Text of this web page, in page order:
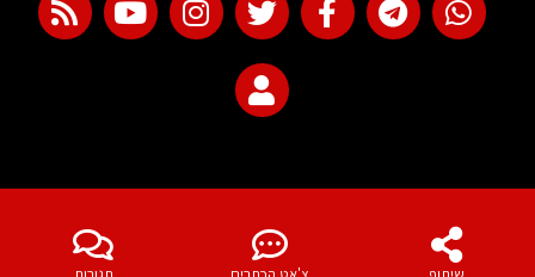
web development